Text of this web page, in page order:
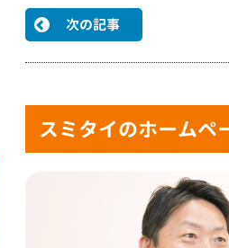
次の記事
スミタイのホームペ